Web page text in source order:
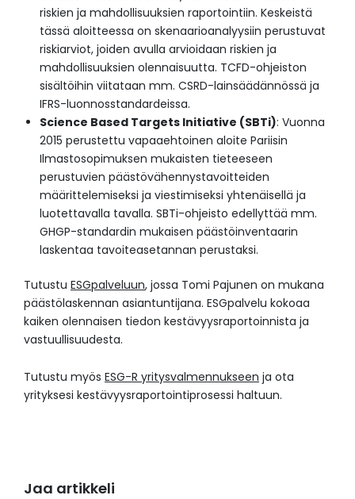
riskien ja mahdollisuuksien raportointiin. Keskeistä
tässä aloitteessa on skenaarioanalyysiin perustuvat
riskiarviot, joiden avulla arvioidaan riskien ja
mahdollisuuksien olennaisuutta. TCFD-ohjeiston
sisältöihin viitataan mm. CSRD-lainsäädännössä ja
IFRS-luonnosstandardeissa.
Science Based Targets Initiative (SBTi): Vuonna
2015 perustettu vapaaehtoinen aloite Pariisin
Ilmastosopimuksen mukaisten tieteeseen
perustuvien päästövähennystavoitteiden
määrittelemiseksi ja viestimiseksi yhtenäisellä ja
luotettavalla tavalla. SBTi-ohjeisto edellyttää mm.
GHGP-standardin mukaisen päästöinventaarin
laskentaa tavoiteasetannan perustaksi.
Tutustu ESGpalveluun, jossa Tomi Pajunen on mukana
päästölaskennan asiantuntijana. ESGpalvelu kokoaa
kaiken olennaisen tiedon kestävyysraportoinnista ja
vastuullisuudesta.
Tutustu myös ESG-R yritysvalmennukseen ja ota
yrityksesi kestävyysraportointiprosessi haltuun.
Jaa artikkeli